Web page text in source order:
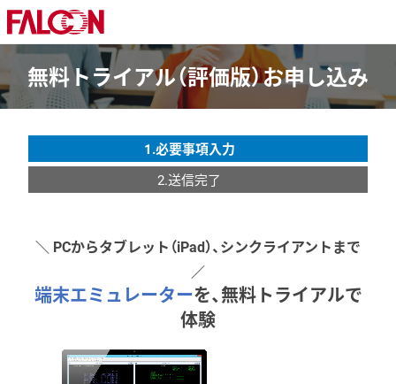
無料トライアル（評価版）お申し込み
1.必要事項入力
2.送信完了
＼ PCからタブレット（iPad）、シンクライアントまで
／
端末エミュレーターを、無料トライアルで
体験